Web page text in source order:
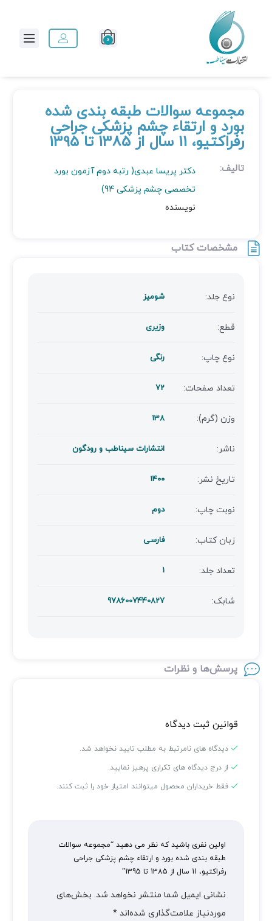
0
مجموعه سوالات طبقه بندی شده
بورد و ارتقاء چشم پزشکی جراحی
رفراکتیو، 11 سال از 1385 تا 1395
تالیف:
دکتر پریسا عبدی( رتبه دوم آزمون بورد
تخصصی چشم پزشکی 94)
نویسنده
مشخصات کتاب
نوع جلد: شومیز
قطع: وزیری
نوع چاپ: رنگی
تعداد صفحات: 72
وزن (گرم): 138
ناشر: انتشارات سیناطب و رودگون
تاریخ نشر: 1400
نوبت چاپ: دوم
زبان کتاب: فارسی
تعداد جلد: 1
شابک: 9786007440827
پرسش‌ها و نظرات
قوانین ثبت دیدگاه
دیدگاه های نامرتبط به مطلب تایید نخواهد شد.
از درج دیدگاه های تکراری پرهیز نمایید.
فقط خریداران محصول میتوانند امتیاز خود را ثبت کنند.
اولین نفری باشید که نظر می دهید “مجموعه سوالات
طبقه بندی شده بورد و ارتقاء چشم پزشکی جراحی
رفراکتیو، 11 سال از 1385 تا 1395”
نشانی ایمیل شما منتشر نخواهد شد. بخش‌های
موردنیاز علامت‌گذاری شده‌اند *